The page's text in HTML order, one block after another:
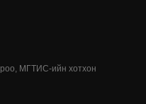
МГТИС-ийн хотхон